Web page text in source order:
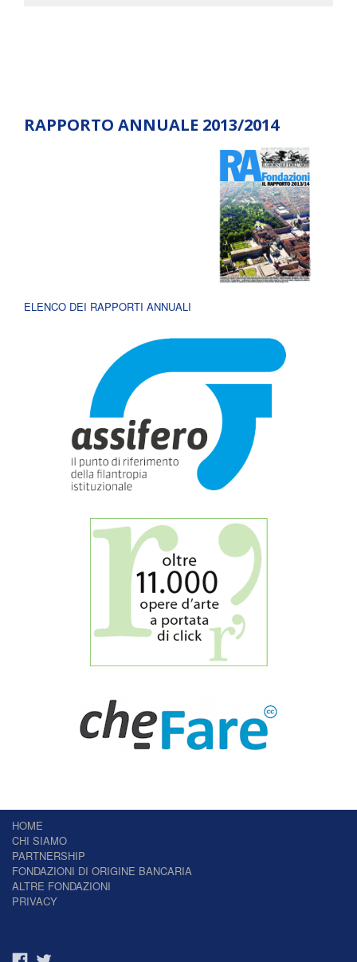
RAPPORTO ANNUALE 2013/2014
ELENCO DEI RAPPORTI ANNUALI
HOME
CHI SIAMO
PARTNERSHIP
FONDAZIONI DI ORIGINE BANCARIA
ALTRE FONDAZIONI
PRIVACY